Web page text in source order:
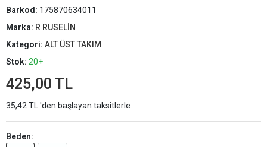
Barkod: 175870634011
Marka: R RUSELİN
Kategori: ALT ÜST TAKIM
Stok: 20+
425,00 TL
35,42 TL 'den başlayan taksitlerle
Beden: